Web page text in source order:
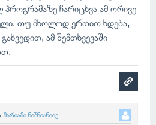
ჩარიცხვა ამ ორივე
თუ მხოლოდ ერთით ხდება,
ამ შემთხვევაში
მარიამი ნიშნიანიძე